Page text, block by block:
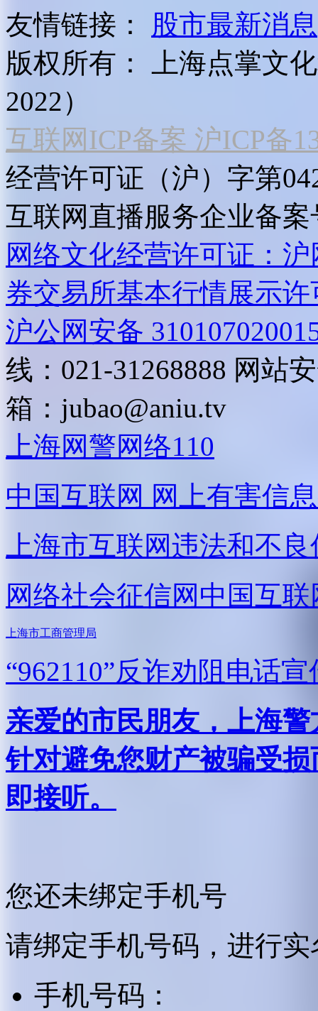
友情链接：
股市最新消息
版权所有：
上海点掌文
2022）
互联网ICP备案 沪ICP备
经营许可证（沪）字第
互联网直播服务企业备案
网络文化经营许可证：
券交易所基本行情展示许
沪公网安备
线：021-31268888 网站
箱： jubao@aniu.tv
上海网警网络110
中国互联网 网上有害信
上海市互联网违法和不
网络社会征信网 中国互
上海市工商管理局
“962110”反诈劝阻电话宣
亲爱的市民朋友，上海
针对避免您财产被骗受
即接听。
您还未绑定手机号
请绑定手机号码，进行
手机号码：